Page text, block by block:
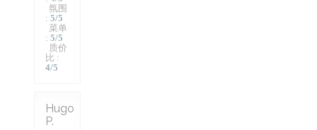
氛围
: 5/5
菜单
: 5/5
质价
比 :
4/5
Hugo
P